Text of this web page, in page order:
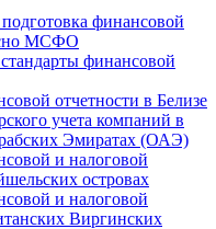
финансовой
МСФО
финансовой
отчетности в Белизе
учета компаний в
Эмиратах (ОАЭ)
и налоговой
островах
и налоговой
Виргинских